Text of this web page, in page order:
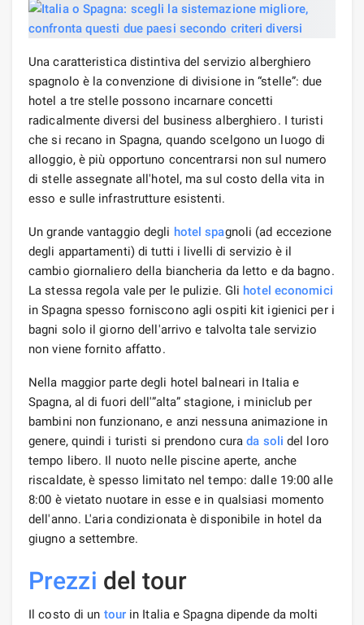
Una caratteristica distintiva del servizio alberghiero
spagnolo è la convenzione di divisione in “stelle”: due
hotel a tre stelle possono incarnare concetti
radicalmente diversi del business alberghiero. I turisti
che si recano in Spagna, quando scelgono un luogo di
alloggio, è più opportuno concentrarsi non sul numero
di stelle assegnate all'hotel, ma sul costo della vita in
esso e sulle infrastrutture esistenti.
Un grande vantaggio degli hotel spagnoli (ad eccezione
degli appartamenti) di tutti i livelli di servizio è il
cambio giornaliero della biancheria da letto e da bagno.
La stessa regola vale per le pulizie. Gli hotel economici
in Spagna spesso forniscono agli ospiti kit igienici per i
bagni solo il giorno dell'arrivo e talvolta tale servizio
non viene fornito affatto.
Nella maggior parte degli hotel balneari in Italia e
Spagna, al di fuori dell'”alta” stagione, i miniclub per
bambini non funzionano, e anzi nessuna animazione in
genere, quindi i turisti si prendono curada soli del loro
tempo libero. Il nuoto nelle piscine aperte, anche
riscaldate, è spesso limitato nel tempo: dalle 19:00 alle
8:00 è vietato nuotare in esse e in qualsiasi momento
dell'anno. L'aria condizionata è disponibile in hotel da
giugno a settembre.
Prezzi del tour
Il costo di un tourin Italia e Spagna dipende da molti